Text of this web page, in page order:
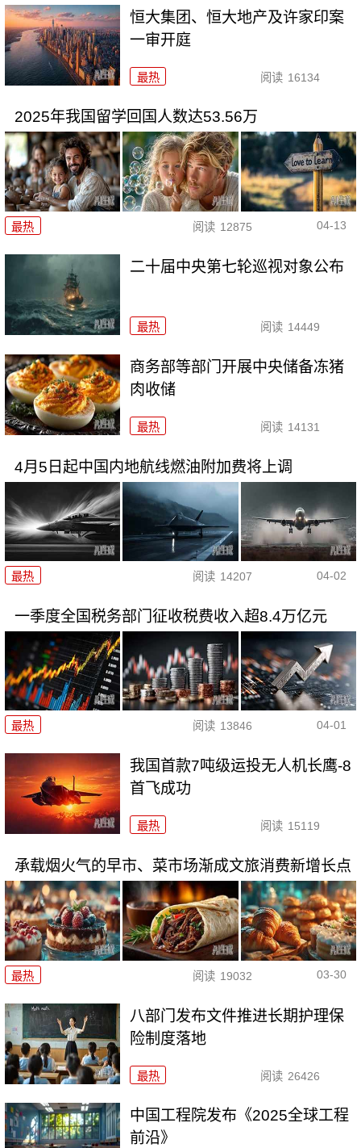
恒大集团、恒大地产及许家印案
一审开庭
最热 阅读 16134
2025年我国留学回国人数达53.56万
最热 阅读 12875 04-13
二十届中央第七轮巡视对象公布
最热 阅读 14449
商务部等部门开展中央储备冻猪
肉收储
最热 阅读 14131
4月5日起中国内地航线燃油附加费将上调
最热 阅读 14207 04-02
一季度全国税务部门征收税费收入超8.4万亿元
最热 阅读 13846 04-01
我国首款7吨级运投无人机长鹰-8
首飞成功
最热 阅读 15119
承载烟火气的早市、菜市场渐成文旅消费新增长点
最热 阅读 19032 03-30
八部门发布文件推进长期护理保
险制度落地
最热 阅读 26426
中国工程院发布《2025全球工程
前沿》